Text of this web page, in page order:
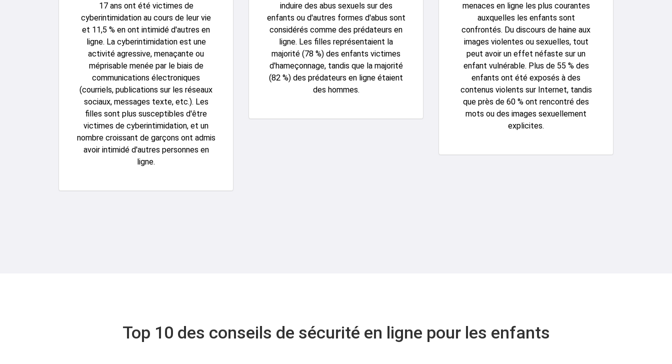
17 ans ont été victimes de
cyberintimidation au cours de leur vie
et 11,5 % en ont intimidé d'autres en
ligne. La cyberintimidation est une
activité agressive, menaçante ou
méprisable menée par le biais de
communications électroniques
(courriels, publications sur les réseaux
sociaux, messages texte, etc.). Les
filles sont plus susceptibles d'être
victimes de cyberintimidation, et un
nombre croissant de garçons ont admis
avoir intimidé d'autres personnes en
ligne.
induire des abus sexuels sur des
enfants ou d'autres formes d'abus sont
considérés comme des prédateurs en
ligne. Les filles représentaient la
majorité (78 %) des enfants victimes
d'hameçonnage, tandis que la majorité
(82 %) des prédateurs en ligne étaient
des hommes.
menaces en ligne les plus courantes
auxquelles les enfants sont
confrontés. Du discours de haine aux
images violentes ou sexuelles, tout
peut avoir un effet néfaste sur un
enfant vulnérable. Plus de 55 % des
enfants ont été exposés à des
contenus violents sur Internet, tandis
que près de 60 % ont rencontré des
mots ou des images sexuellement
explicites.
Top 10 des conseils de sécurité en ligne pour les enfants